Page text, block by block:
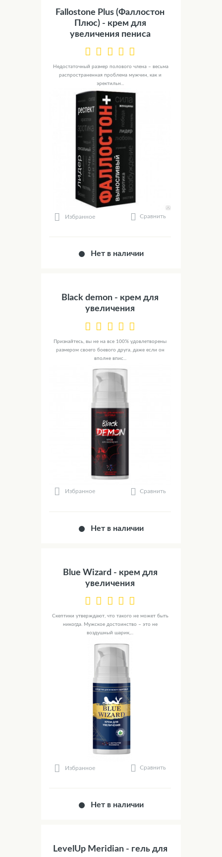
Fallostone Plus (Фаллостон
Плюс) - крем для
увеличения пениса
Недостаточный размер полового члена – весьма
распространенная проблема мужчин, как и
эректильн...
Избранное Сравнить
Нет в наличии
Black demon - крем для
увеличения
Признайтесь, вы не на все 100% удовлетворены
размером своего боевого друга, даже если он
вполне впис...
Избранное Сравнить
Нет в наличии
Blue Wizard - крем для
увеличения
Скептики утверждают, что такого не может быть
никогда. Мужское достоинство – это не
воздушный шарик,...
Избранное Сравнить
Нет в наличии
LevelUp Meridian - гель для